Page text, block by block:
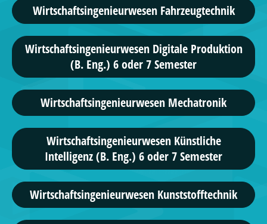
Wirtschafts­ingenieur­wesen Fahrzeugtechnik
Wirtschaftsingenieurwesen Digitale Produktion
(B. Eng.) 6 oder 7 Semester
Wirtschafts­ingenieur­wesen Mechatronik
Wirtschaftsingenieurwesen Künstliche
Intelligenz (B. Eng.) 6 oder 7 Semester
Wirtschafts­ingenieur­wesen Kunststofftechnik